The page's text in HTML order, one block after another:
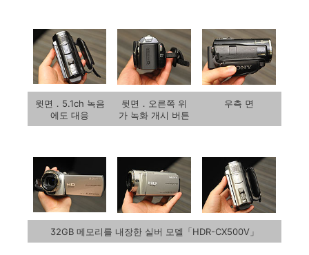
윗면．5.1ch 녹음
에도 대응
뒷면．오른쪽 위
가 녹화 개시 버튼
우측 면
32GB 메모리를 내장한 실버 모델「HDR-CX500V」